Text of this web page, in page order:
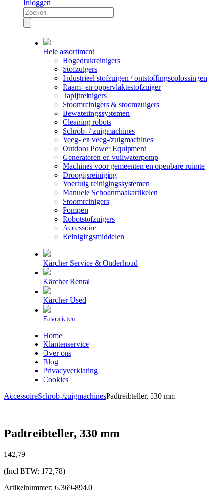
Inloggen
Hele assortiment
Hogedrukreinigers
Stofzuigers
Industrieel stofzuigen / ontstoffingsoplossingen
Raam- en oppervlaktestofzuiger
Tapijtreinigers
Stoomreinigers & stoomzuigers
Bewateringssystemen
Cleaning robots
Schrob- / zuigmachines
Veeg- en veeg-/zuigmachines
Outdoor Power Equipment
Generatoren en vuilwaterpomp
Machines voor gemeenten en openbare ruimte
Droogijsreiniging
Voertuig reinigingssystemen
Manuele Schoonmaakartikelen
Stoomreinigers
Pompen
Robotstofzuigers
Accessoire
Reinigingsmiddelen
Kärcher Service & Onderhoud
Kärcher Rental
Kärcher Used
Favorieten
Home
Klantenservice
Over ons
Blog
Privacyverklaring
Cookies
AccessoireSchrob-/zuigmachinesPadtreibteller, 330 mm
Padtreibteller, 330 mm
142,79
(Incl BTW: 172,78)
Artikelnummer: 6.369-894.0